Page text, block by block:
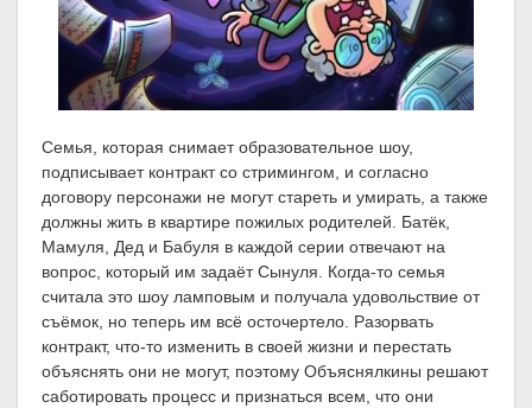
Семья, которая снимает образовательное шоу,
подписывает контракт со стримингом, и согласно
договору персонажи не могут стареть и умирать, а также
должны жить в квартире пожилых родителей. Батёк,
Мамуля, Дед и Бабуля в каждой серии отвечают на
вопрос, который им задаёт Сынуля. Когда-то семья
считала это шоу ламповым и получала удовольствие от
съёмок, но теперь им всё осточертело. Разорвать
контракт, что-то изменить в своей жизни и перестать
объяснять они не могут, поэтому Объяснялкины решают
саботировать процесс и признаться всем, что они